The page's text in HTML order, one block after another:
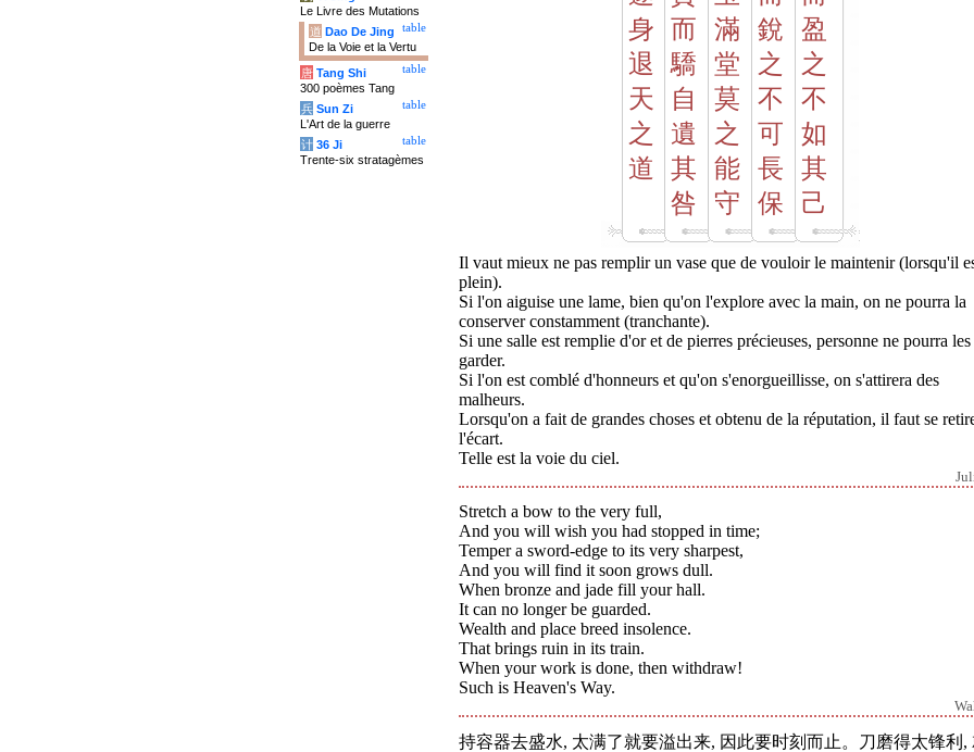
身
退
天
之
道
而
驕
自
遺
其
咎
滿
堂
莫
之
能
守
銳
之
不
可
長
保
盈
之
不
如
其
己
Il vaut mieux ne pas remplir un vase que de vouloir le maintenir (lorsqu'il
plein).
Si l'on aiguise une lame, bien qu'on l'explore avec la main, on ne pourra la
conserver constamment (tranchante).
Si une salle est remplie d'or et de pierres précieuses, personne ne pourra les
garder.
Si l'on est comblé d'honneurs et qu'on s'enorgueillisse, on s'attirera des
malheurs.
Lorsqu'on a fait de grandes choses et obtenu de la réputation, il faut se
l'écart.
Telle est la voie du ciel.
Stretch a bow to the very full,
And you will wish you had stopped in time;
Temper a sword-edge to its very sharpest,
And you will find it soon grows dull.
When bronze and jade fill your hall.
It can no longer be guarded.
Wealth and place breed insolence.
That brings ruin in its train.
When your work is done, then withdraw!
Such is Heaven's Way.
持容器去盛水, 太满了就要溢出来, 因此要时刻而止。刀磨得太锋利,
Le Livre des Mutations
table
道 Dao De Jing
De la Voie et la Vertu
table
唐 Tang Shi
300 poèmes Tang
table
兵 Sun Zi
L'Art de la guerre
table
计 36 Ji
Trente-six stratagèmes